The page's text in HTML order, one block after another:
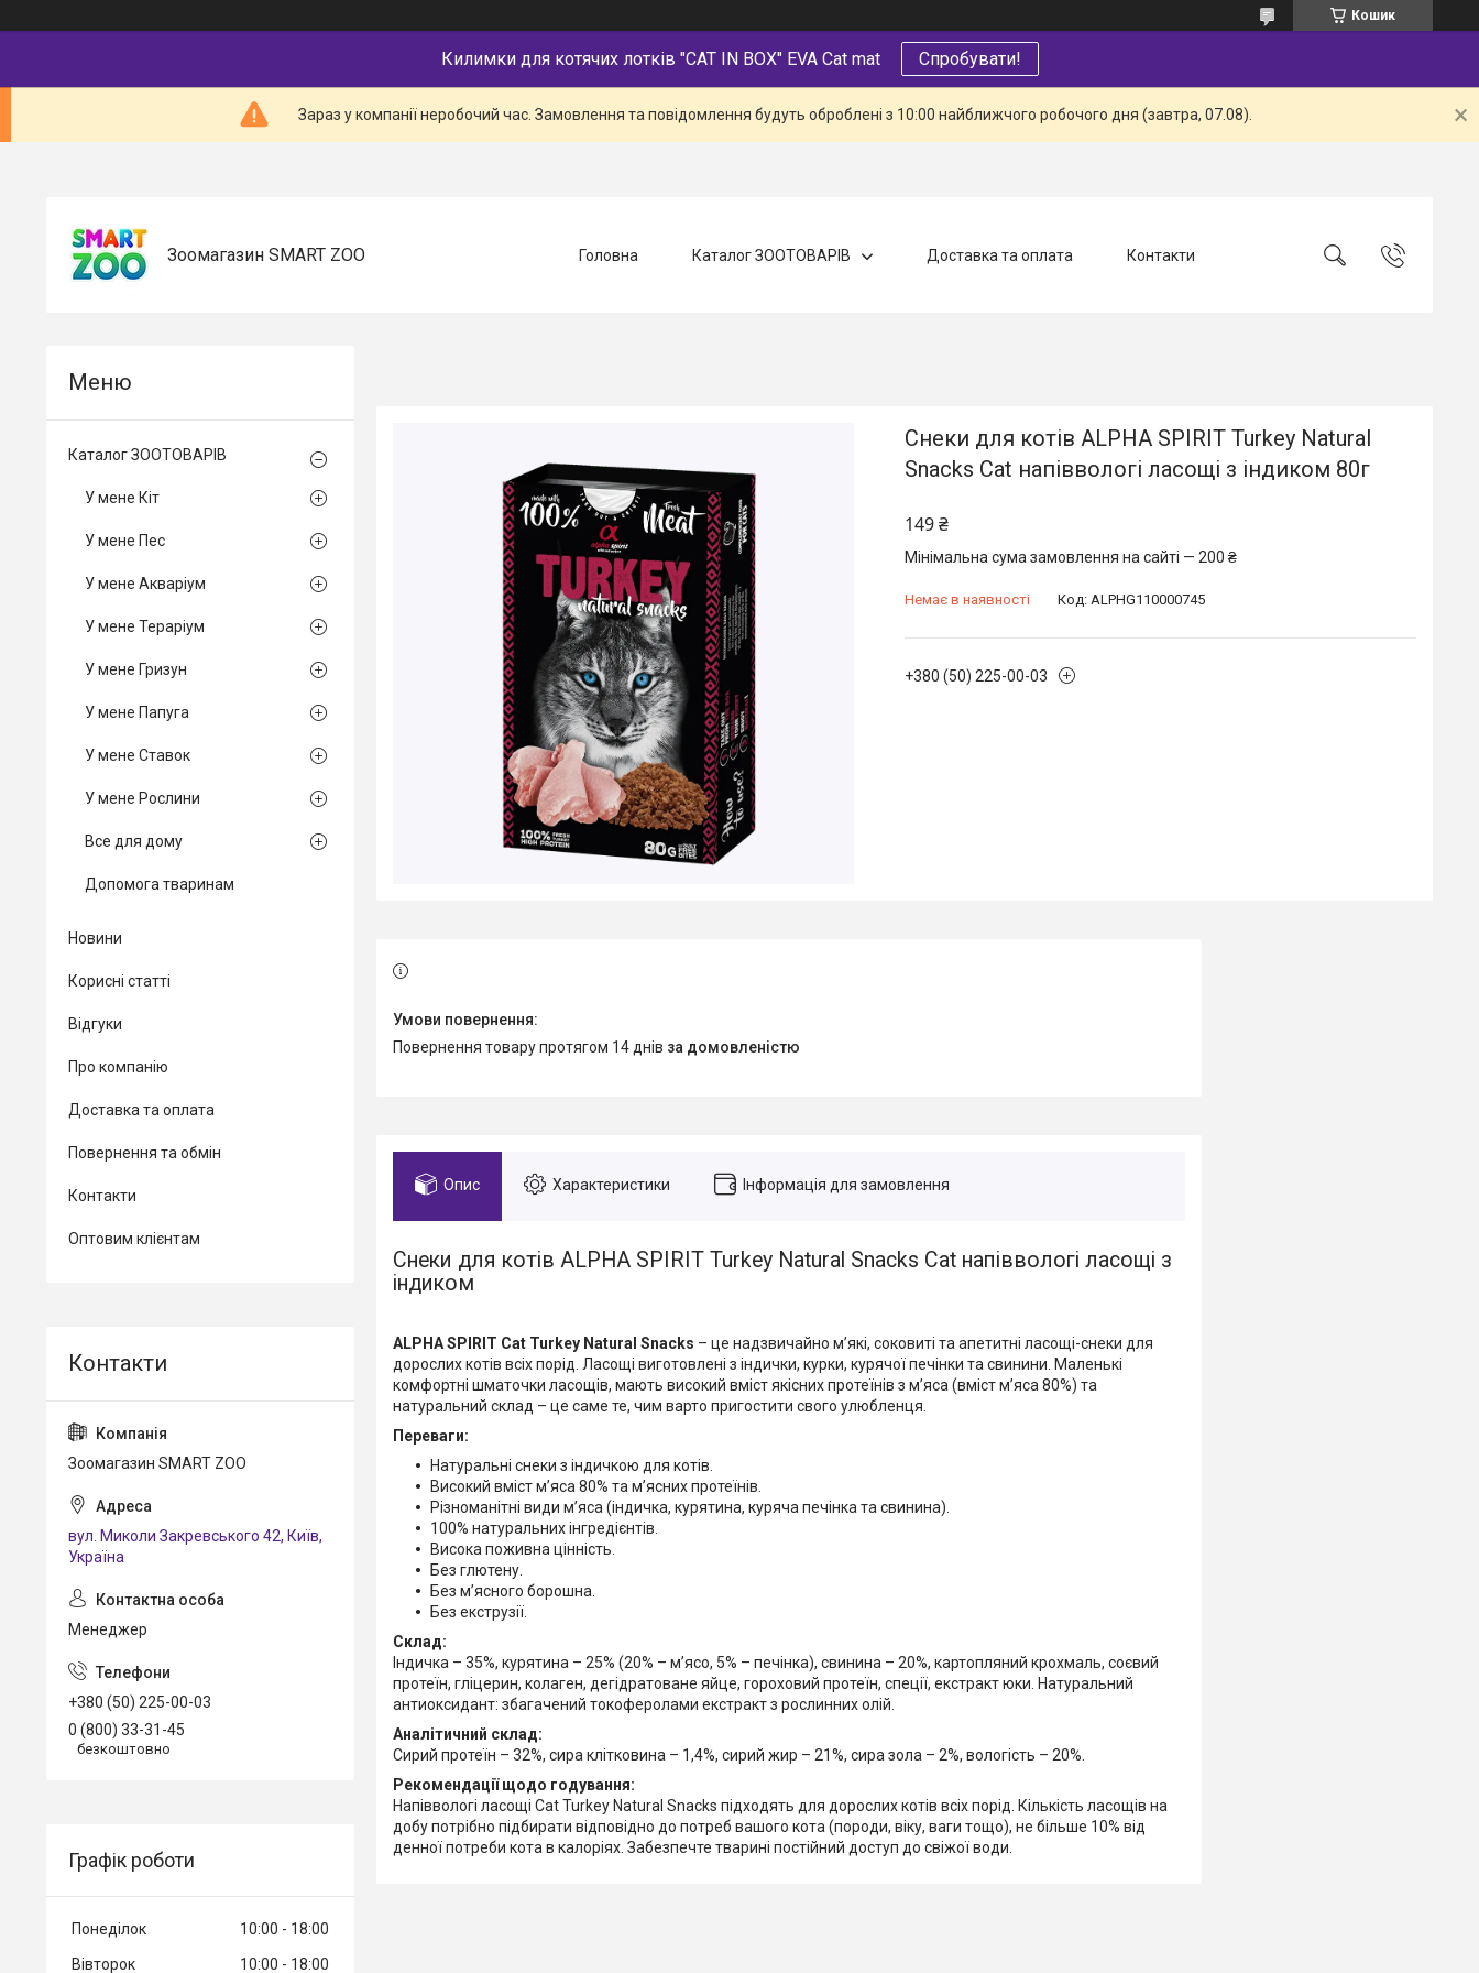
Кошик
Килимки для котячих лотків "CAT IN BOX" EVA Cat mat Спробувати!
Зараз у компанії неробочий час. Замовлення та повідомлення будуть оброблені з 10:00 найближчого робочого дня (завтра, 07.08).
Зоомагазин SMART ZOO Головна Каталог ЗООТОВАРІВ Доставка та оплата Контакти
Снеки для котів ALPHA SPIRIT Turkey Natural
Snacks Cat напіввологі ласощі з індиком 80г
149 ₴
Мінімальна сума замовлення на сайті — 200 ₴
Немає в наявності Код: ALPHG110000745
+380 (50) 225-00-03
повернення товару протягом 14 днів за домовленістю
Опис Характеристики Інформація для замовлення
Снеки для котів ALPHA SPIRIT Turkey Natural Snacks Cat напіввологі ласощі з
індиком
ALPHA SPIRIT Cat Turkey Natural Snacks – це надзвичайно м’які, соковиті та апетитні ласощі-снеки для
дорослих котів всіх порід. Ласощі виготовлені з індички, курки, курячої печінки та свинини. Маленькі
комфортні шматочки ласощів, мають високий вміст якісних протеїнів з м’яса (вміст м’яса 80%) та
натуральний склад – це саме те, чим варто пригостити свого улюбленця.
Переваги:
Натуральні снеки з індичкою для котів.
Високий вміст м’яса 80% та м’ясних протеїнів.
Різноманітні види м’яса (індичка, курятина, куряча печінка та свинина).
100% натуральних інгредієнтів.
Висока поживна цінність.
Без глютену.
Без м’ясного борошна.
Без екструзії.
Склад:
Індичка – 35%, курятина – 25% (20% – м’ясо, 5% – печінка), свинина – 20%, картопляний крохмаль, соєвий
протеїн, гліцерин, колаген, дегідратоване яйце, гороховий протеїн, спеції, екстракт юки. Натуральний
антиоксидант: збагачений токоферолами екстракт з рослинних олій.
Аналітичний склад:
Сирий протеїн – 32%, сира клітковина – 1,4%, сирий жир – 21%, сира зола – 2%, вологість – 20%.
Рекомендації щодо годування:
Напіввологі ласощі Cat Turkey Natural Snacks підходять для дорослих котів всіх порід. Кількість ласощів на
добу потрібно підбирати відповідно до потреб вашого кота (породи, віку, ваги тощо), не більше 10% від
денної потреби кота в калоріях. Забезпечте тварині постійний доступ до свіжої води.
Каталог ЗООТОВАРІВ
У мене Кіт
У мене Пес
У мене Акваріум
У мене Тераріум
У мене Гризун
У мене Папуга
У мене Ставок
У мене Рослини
Все для дому
Допомога тваринам
Новини
Корисні статті
Відгуки
Про компанію
Доставка та оплата
Повернення та обмін
Контакти
Оптовим клієнтам
Зоомагазин SMART ZOO
вул. Миколи Закревського 42, Київ,
Україна
Менеджер
+380 (50) 225-00-03
0 (800) 33-31-45
безкоштовно
Графік роботи
Понеділок 10:00
18:00
Вівторок
10:00 18:00